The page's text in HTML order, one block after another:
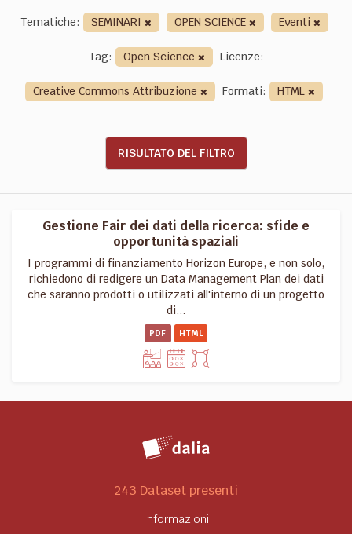
Tematiche: SEMINARI OPEN SCIENCE
Eventi
Tag:
Open Science
Licenze:
Creative Commons Attribuzione
Formati: HTML
RISULTATO DEL FILTRO
Gestione Fair dei dati della ricerca: sfide e
opportunità spaziali
I programmi di finanziamento Horizon Europe, e non solo,
richiedono di redigere un Data Management Plan dei dati
che saranno prodotti o utilizzati all'interno di un progetto
di...
PDF HTML
243 Dataset presenti
Informazioni